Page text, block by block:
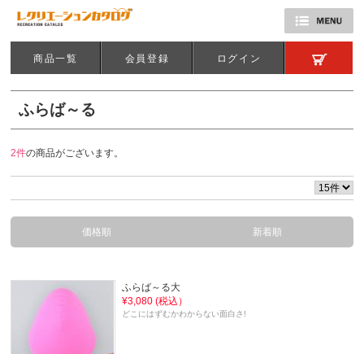
商品一覧 会員登録 ログイン
ふらば～る
2件の商品がございます。
価格順 新着順
ふらば～る大
¥3,080 (税込）
どこにはずむかわからない面白さ!